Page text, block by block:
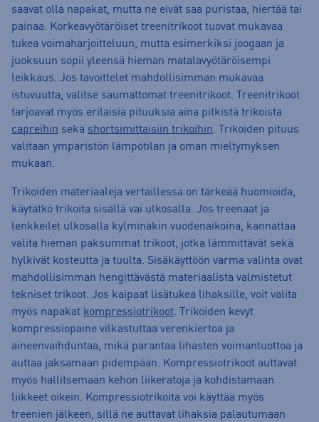
saavat olla napakat, mutta ne eivät saa puristaa, hiertää tai
painaa. Korkeavyötäröiset treenitrikoot tuovat mukavaa
tukea voimaharjoitteluun, mutta esimerkiksi joogaan ja
juoksuun sopii yleensä hieman matalavyötäröisempi
leikkaus. Jos tavoittelet mahdollisimman mukavaa
istuvuutta, valitse saumattomat treenitrikoot. Treenitrikoot
tarjoavat myös erilaisia pituuksia aina pitkistä trikoista
capreihin sekä shortsimittaisiin trikoihin. Trikoiden pituus
valitaan ympäristön lämpötilan ja oman mieltymyksen
mukaan.
Trikoiden materiaaleja vertaillessa on tärkeää huomioida,
käytätkö trikoita sisällä vai ulkosalla. Jos treenaat ja
lenkkeilet ulkosalla kylminäkin vuodenaikoina, kannattaa
valita hieman paksummat trikoot, jotka lämmittävät sekä
hylkivät kosteutta ja tuulta. Sisäkäyttöön varma valinta ovat
mahdollisimman hengittävästä materiaalista valmistetut
tekniset trikoot. Jos kaipaat lisätukea lihaksille, voit valita
myös napakat kompressiotrikoot. Trikoiden kevyt
kompressiopaine vilkastuttaa verenkiertoa ja
aineenvaihduntaa, mikä parantaa lihasten voimantuottoa ja
auttaa jaksamaan pidempään. Kompressiotrikoot auttavat
myös hallitsemaan kehon liikeratoja ja kohdistamaan
liikkeet oikein. Kompressiotrikoita voi käyttää myös
treenien jälkeen, sillä ne auttavat lihaksia palautumaan